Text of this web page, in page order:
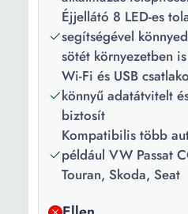
csatlakozás:
Támogatott
médiaformátum:
MP3
WAV
Operációs
rendszer:
Android
Éjjellátó 8 LED-es
segítségével
sötét környezetben is
Wi-Fi és USB
könnyű adatátvitelt
biztosít
Kompatibilis több
például VW Passat
Touran, Skoda, Seat